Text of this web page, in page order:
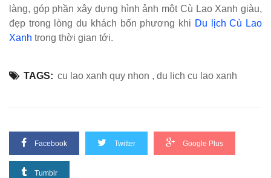
làng, góp phần xây dựng hình ảnh một Cù Lao Xanh giàu,
đẹp trong lòng du khách bốn phương khi Du lịch Cù Lao
Xanh trong thời gian tới.
TAGS: cu lao xanh quy nhon , du lich cu lao xanh
Facebook Twitter Google Plus
Tumblr